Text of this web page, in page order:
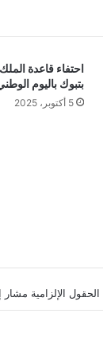
احتفاء قاعدة
بتبوك باليوم الوطني
5 أكتوبر، 2025
الحقول الإلزامية مشار